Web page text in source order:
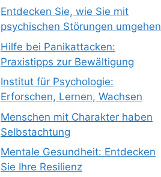
Entdecken Sie, wie Sie mit
psychischen Störungen umgehen
Hilfe bei Panikattacken:
Praxistipps zur Bewältigung
Institut für Psychologie:
Erforschen, Lernen, Wachsen
Menschen mit Charakter haben
Selbstachtung
Mentale Gesundheit: Entdecken
Sie Ihre Resilienz